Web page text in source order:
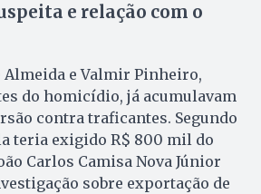
e relação com o
Almeida e Valmir Pinheiro,
do homicídio, já acumulavam
contra traficantes. Segundo
teria exigido R$ 800 mil do
Carlos Camisa Nova Júnior
sobre exportação de